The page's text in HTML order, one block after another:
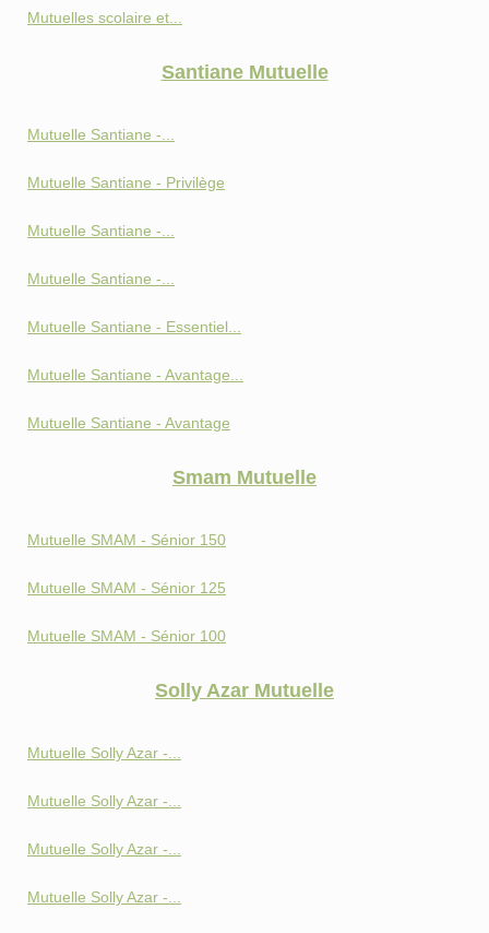
Mutuelles scolaire et...
Santiane Mutuelle
Mutuelle Santiane -...
Mutuelle Santiane - Privilège
Mutuelle Santiane -...
Mutuelle Santiane -...
Mutuelle Santiane - Essentiel...
Mutuelle Santiane - Avantage...
Mutuelle Santiane - Avantage
Smam Mutuelle
Mutuelle SMAM - Sénior 150
Mutuelle SMAM - Sénior 125
Mutuelle SMAM - Sénior 100
Solly Azar Mutuelle
Mutuelle Solly Azar -...
Mutuelle Solly Azar -...
Mutuelle Solly Azar -...
Mutuelle Solly Azar -...